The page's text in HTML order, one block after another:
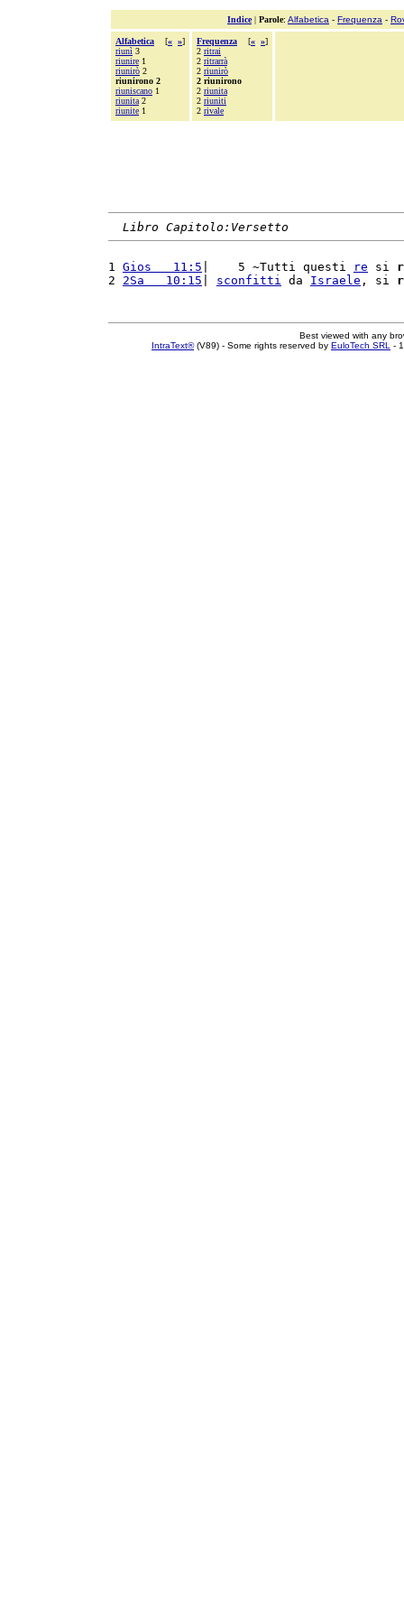
Indice| Parole: Alfabetica - Frequenza -
Alfabetica [« »]
riunì 3
riunire 1
riunirò 2
riunirono 2
riuniscano 1
riunita 2
riunite 1
Frequenza [« »]
2 ritrai
2 ritrarrà
2 riunirò
2 riunirono
2 riunita
2 riuniti
2 rivale
Libro Capitolo:Versetto
1 Gios   11:5 |    5 ~Tutti questi re si
2 2Sa   10:15 sconfitti da Israele , si
Best viewed with any
IntraText®(V89) - Some rights reserved by EuloTech SRL -